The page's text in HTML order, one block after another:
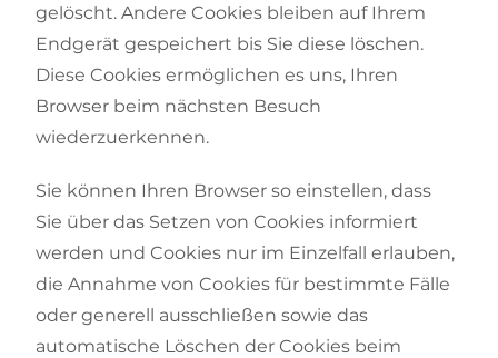
gelöscht. Andere Cookies bleiben auf Ihrem
Endgerät gespeichert bis Sie diese löschen.
Diese Cookies ermöglichen es uns, Ihren
Browser beim nächsten Besuch
wiederzuerkennen.
Sie können Ihren Browser so einstellen, dass
Sie über das Setzen von Cookies informiert
werden und Cookies nur im Einzelfall erlauben,
die Annahme von Cookies für bestimmte Fälle
oder generell ausschließen sowie das
automatische Löschen der Cookies beim